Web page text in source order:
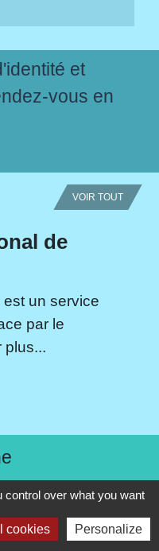
et
vous en
VOIR TOUT
de
un service
par le
plus...
63
over what you want
cookies Personalize